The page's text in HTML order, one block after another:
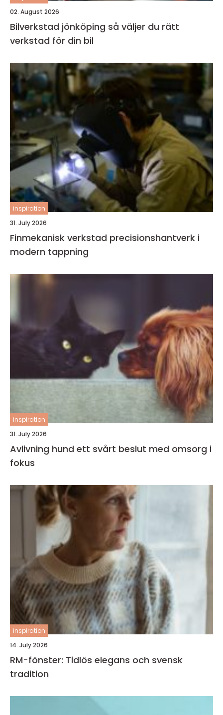
02. August 2026
Bilverkstad jönköping så väljer du rätt
verkstad för din bil
inspiration
31. July 2026
Finmekanisk verkstad precisionshantverk i
modern tappning
inspiration
31. July 2026
Avlivning hund ett svårt beslut med omsorg i
fokus
inspiration
14. July 2026
RM-fönster: Tidlös elegans och svensk
tradition